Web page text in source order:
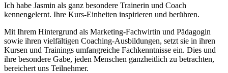
Ich habe Jasmin als ganz besondere Trainerin und Coach
kennengelernt. Ihre Kurs-Einheiten inspirieren und berühren.
Mit Ihrem Hintergrund als Marketing-Fachwirtin und Pädagogin
sowie ihren vielfältigen Coaching-Ausbildungen, setzt sie in ihren
Kursen und Trainings umfangreiche Fachkenntnisse ein. Dies und
ihre besondere Gabe, jeden Menschen ganzheitlich zu betrachten,
bereichert uns Teilnehmer.